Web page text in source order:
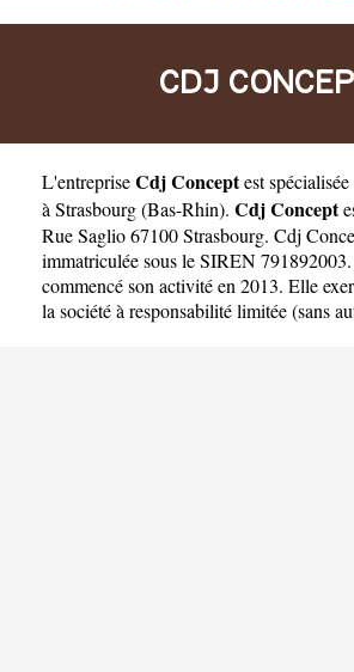
CDJ
L'entrepriseCdj Conceptest
à Strasbourg(Bas-Rhin). Cdj Concept
Rue Saglio 67100 Strasbourg. Cdj
immatriculée sous le SIREN
commencé son activité en 2013. Elle
la société à responsabilité limitée (sans